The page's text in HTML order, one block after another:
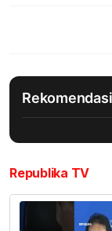
Rekomendasi
Republika TV